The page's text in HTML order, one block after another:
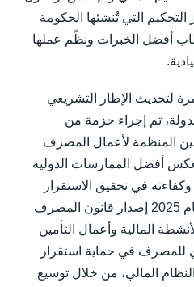
التي تُنشئها الحكومة
أفضل الخبرات ونظّم عملها
لتحديث الإطار التشريعي
تم إجراء حزمة من
المنظمة لأعمال المصرف
أفضل الممارسات الدولية
في تحقيق الاستقرار
المالي والنقدي. فقد تم في عام 2025 إصدار قانون المصرف
المالية وأعمال التأمين
للمصرف في حماية استقرار
المالي، من خلال توسيع